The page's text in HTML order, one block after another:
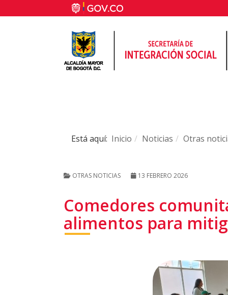
Está aquí: Inicio Noticias Otras
OTRAS NOTICIAS 13 FEBRERO 2026
Comedores
alimentos para